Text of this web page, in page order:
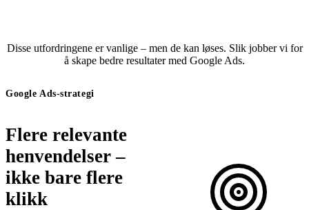
Disse utfordringene er vanlige – men de kan løses. Slik jobber vi for
å skape bedre resultater med Google Ads.
Google Ads-strategi
Flere relevante
henvendelser –
ikke bare flere
klikk